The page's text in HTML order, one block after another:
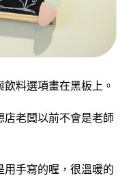
料選項畫在黑板上。
店老闆以前不會是老師
用手寫的喔，很溫暖的